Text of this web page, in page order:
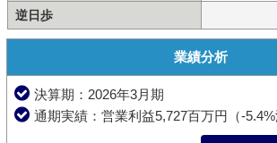
逆日歩
業績分析
決算期：2026年3月期
通期実績：営業利益5,727百万円（-5.4%